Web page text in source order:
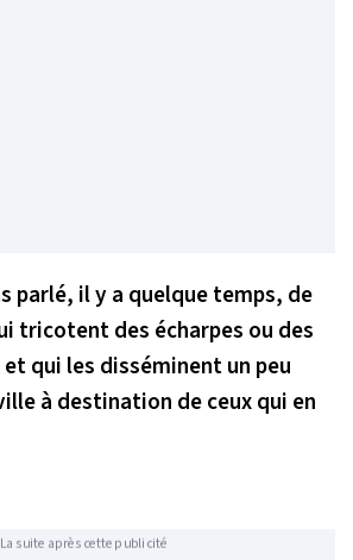
parlé, il y a quelque temps, de
tricotent des écharpes ou des
qui les disséminent un peu
à destination de ceux qui en
La suite après cette publicité